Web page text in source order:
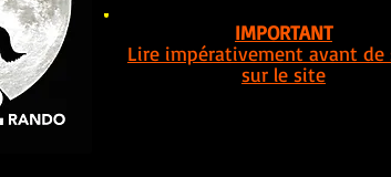
IMPORTANT
Lire impérativement avant de
sur le site